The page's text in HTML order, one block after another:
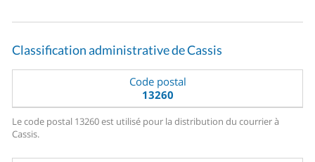
Classification administrative de Cassis
Code postal
13260
Le code postal 13260 est utilisé pour la distribution du courrier à
Cassis.